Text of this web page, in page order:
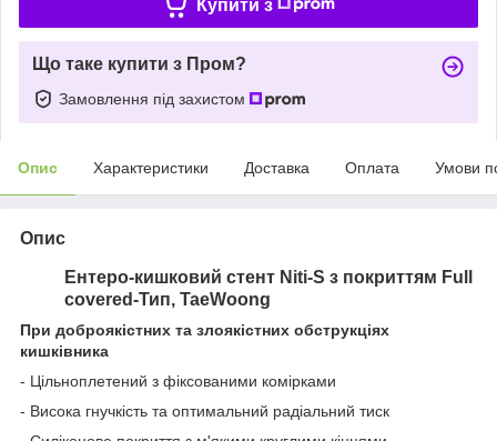
Купити з
Що таке купити з Пром?
Замовлення під захистом
Опис Характеристики Доставка Оплата Умови
Опис
Ентеро-кишковий стент Niti-S з покриттям Full
covered-Тип, TaeWoong
При доброякістних та злоякістних обструкціях
кишківника
- Цільноплетений з фіксованими комірками
- Висока гнучкість та оптимальний радіальний тиск